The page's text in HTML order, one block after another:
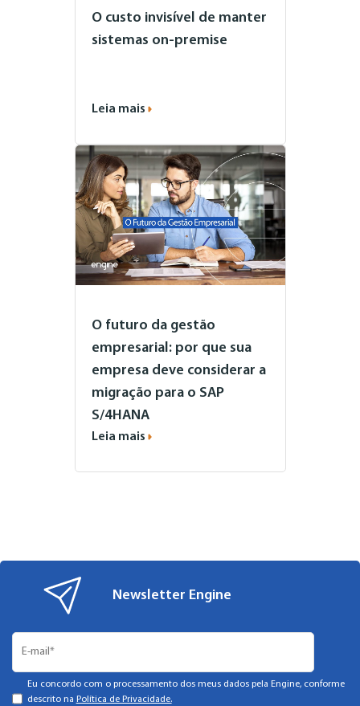
O custo invisível de manter
sistemas on-premise
Leia mais
O futuro da gestão
empresarial: por que sua
empresa deve considerar a
migração para o SAP
S/4HANA
Leia mais
Newsletter Engine
Eu concordo com o processamento dos meus dados pela Engine, conforme
descrito na Política de Privacidade.